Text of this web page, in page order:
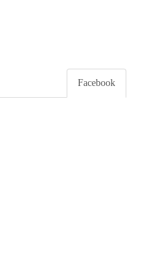
Facebook